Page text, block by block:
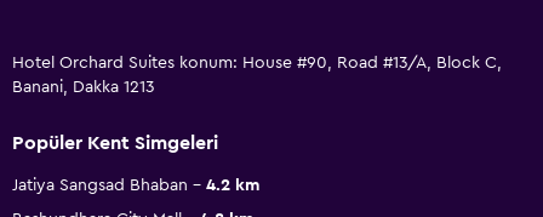
Hotel Orchard Suites konum: House #90, Road #13/A, Block C,
Banani, Dakka 1213
Popüler Kent Simgeleri
Jatiya Sangsad Bhaban
4.2 km